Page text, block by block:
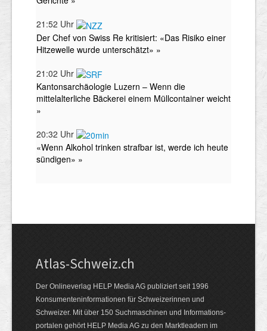
Atlas-Schweiz.ch
Der Onlineverlag HELP Media AG publiziert seit 1996
Konsumenten­infor­mationen für Schwei­zerinnen und
Schweizer. Mit über 150 Such­ma­schinen und Infor­mations­
portalen gehört HELP Media AG zu den Markt­leadern im